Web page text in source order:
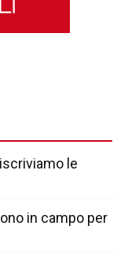
le
in campo per